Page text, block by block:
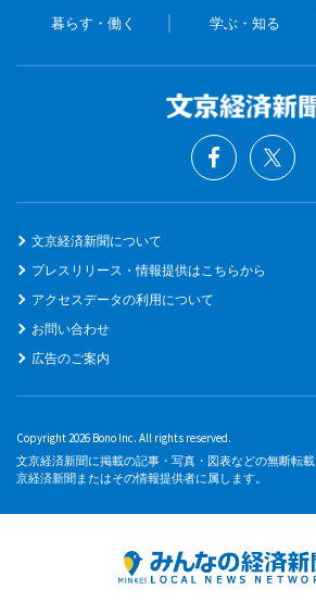
暮らす・働く 学ぶ・知る
文京経済新聞について
プレスリリース・情報提供はこちらから
アクセスデータの利用について
お問い合わせ
広告のご案内
Copyright 2026 Bono Inc. All rights reserved.
文京経済新聞に掲載の記事・写真・図表などの無断転
京経済新聞またはその情報提供者に属します。